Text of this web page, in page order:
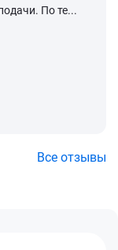
По те...
Все отзывы